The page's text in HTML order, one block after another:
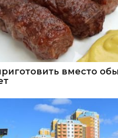
вместо